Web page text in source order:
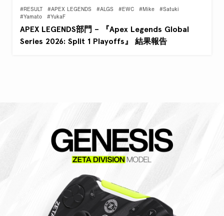
#RESULT #APEX LEGENDS #ALGS #EWC #Mike
#Satuki
#Yamato
#YukaF
APEX LEGENDS部門 – 『Apex Legends Global
Series 2026: Split 1 Playoffs』 結果報告